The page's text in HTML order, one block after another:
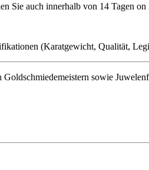
Sie auch innerhalb von 14 Tagen
(Karatgewicht, Qualität,
sowie